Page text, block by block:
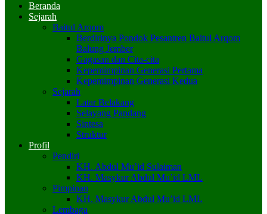
Beranda
Sejarah
Baitul Arqom
Berdirinya Pondok Pesantren Baitul Arqom
Balung Jember
Gagasan dan Cita-cita
Kepemimpinan Generasi Pertama
Kepemimpinan Generasi Kedua
Sejarah
Latar Belakang
Selayang Pandang
Sintesa
Struktur
Profil
Pendiri
KH. Abdul Mu’id Sulaiman
KH. Masykur Abdul Mu’id LML
Pimpinan
KH. Masykur Abdul Mu’id LML
Lembaga